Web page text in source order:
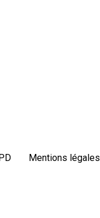
Mentions légales